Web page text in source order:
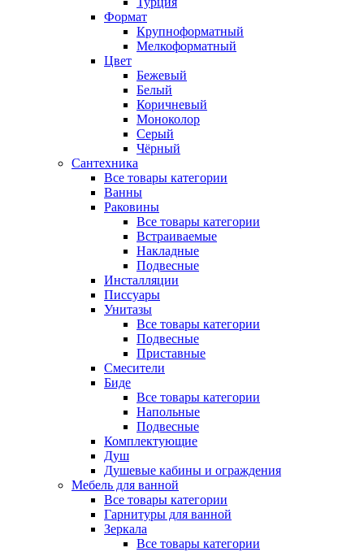
Формат
Крупноформатный
Мелкоформатный
Цвет
Бежевый
Белый
Коричневый
Моноколор
Серый
Чёрный
Сантехника
Все товары категории
Ванны
Раковины
Все товары категории
Встраиваемые
Накладные
Подвесные
Инсталляции
Писсуары
Унитазы
Все товары категории
Подвесные
Приставные
Смесители
Биде
Все товары категории
Напольные
Подвесные
Комплектующие
Душ
Душевые кабины и ограждения
Мебель для ванной
Все товары категории
Гарнитуры для ванной
Зеркала
Все товары категории